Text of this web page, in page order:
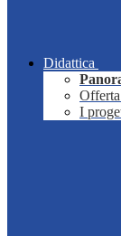
Didattica
I